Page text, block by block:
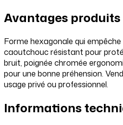
Avantages produits
Forme hexagonale qui
caoutchouc résistant pour
bruit, poignée chromée
pour une bonne préhension.
usage privé ou professionnel.
Informations